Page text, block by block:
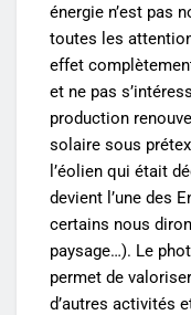
énergie n’est pas
toutes les
effet
et ne pas
production
solaire sous
l’éolien qui était
devient l’une des
certains nous
paysage…). Le
permet de
d’autres activités